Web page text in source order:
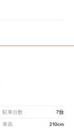
駐車台数 7台
車高 210cm